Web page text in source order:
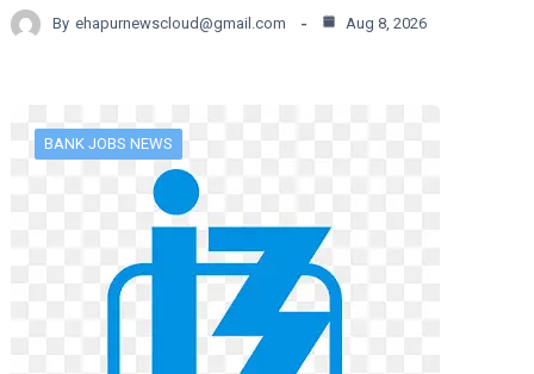
By ehapurnewscloud@gmail.com Aug 8, 2026
BANK JOBS NEWS